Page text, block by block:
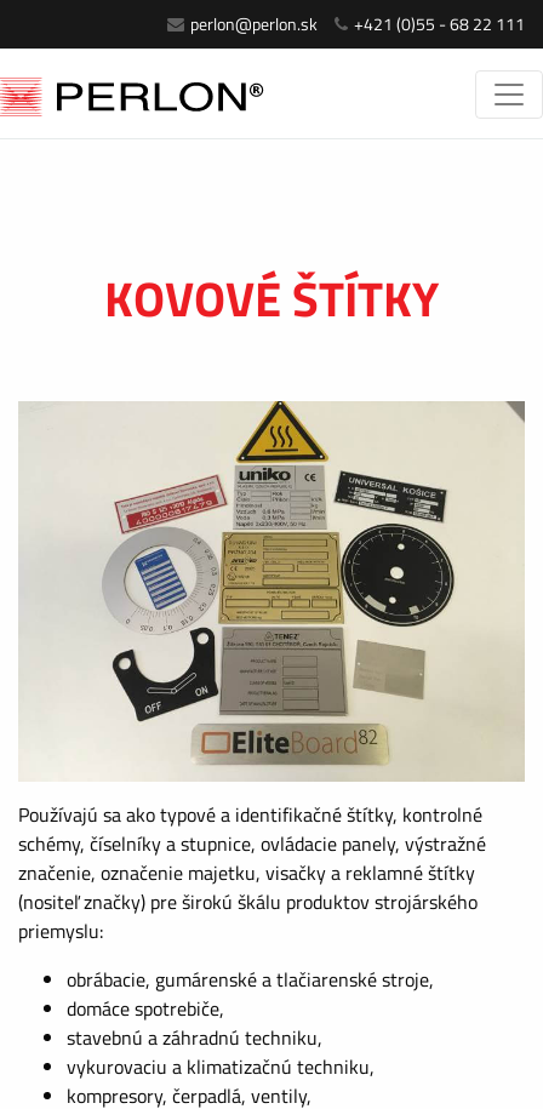
perlon@perlon.sk +421 (0)55 - 68 22 111
KOVOVÉ ŠTÍTKY
Používajú sa ako typové a identifikačné štítky, kontrolné
schémy, číselníky a stupnice, ovládacie panely, výstražné
značenie, označenie majetku, visačky a reklamné štítky
(nositeľ značky) pre širokú škálu produktov strojárského
priemyslu:
obrábacie, gumárenské a tlačiarenské stroje,
domáce spotrebiče,
stavebnú a záhradnú techniku,
vykurovaciu a klimatizačnú techniku,
kompresory, čerpadlá, ventily,